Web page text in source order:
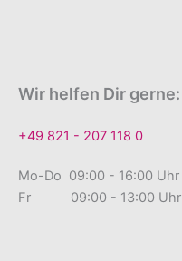
Wir helfen Dir gerne:
+49 821 - 207 118 0
Mo-Do 09:00 - 16:00 Uhr
Fr 09:00 - 13:00 Uhr